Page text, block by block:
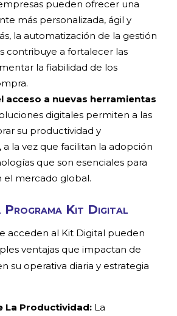
pueden ofrecer una
más personalizada, ágil y
la automatización de la gestión
contribuye a fortalecer las
la fiabilidad de los
acceso a nuevas herramientas
digitales permiten a las
su productividad y
la vez que facilitan la adopción
que son esenciales para
el mercado global.
Programa Kit Digital
acceden al Kit Digital pueden
ventajas que impactan de
su operativa diaria y estrategia
La Productividad: La